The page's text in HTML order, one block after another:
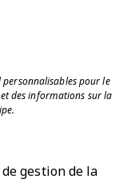
personnalisables pour le
des informations sur la
gestion de la